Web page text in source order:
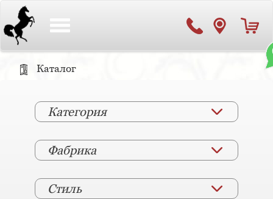
Каталог
Категория
Фабрика
Стиль